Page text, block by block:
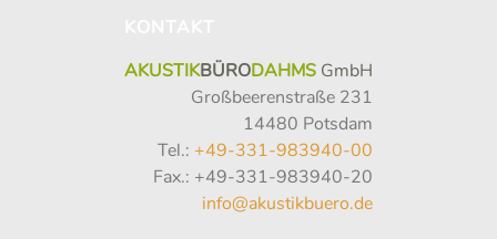
AKUSTIKBÜRODAHMS GmbH
Großbeerenstraße 231
14480 Potsdam
Tel.: +49-331-983940-00
Fax.: +49-331-983940-20
info@akustikbuero.de